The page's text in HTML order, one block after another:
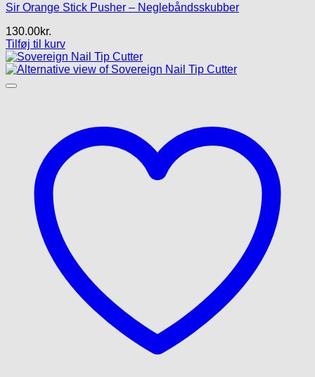
Sir Orange Stick Pusher – Neglebåndsskubber
130.00kr.
Tilføj til kurv